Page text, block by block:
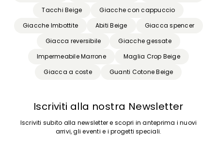
Tacchi Beige
Giacche con cappuccio
Giacche Imbottite
Abiti Beige
Giacca spencer
Giacca reversibile
Giacche gessate
Impermeabile Marrone
Maglia Crop Beige
Giacca a coste
Guanti Cotone Beige
Iscriviti alla nostra Newsletter
Iscriviti subito alla newsletter e scopri in anteprima i nuovi
arrivi, gli eventi e i progetti speciali.